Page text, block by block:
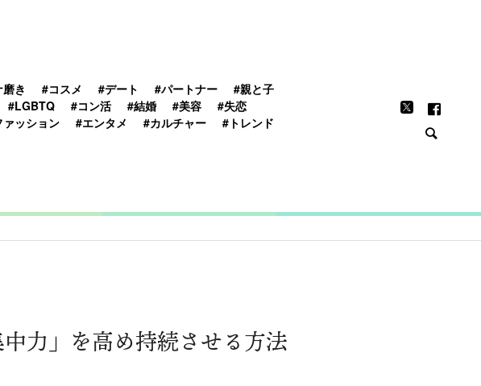
き #コスメ #デート #パートナー
#親と子
#LGBTQ #コン活 #結婚 #美容
#失恋
ァッション #エンタメ #カルチャー #トレンド
力」を高め持続させる方法